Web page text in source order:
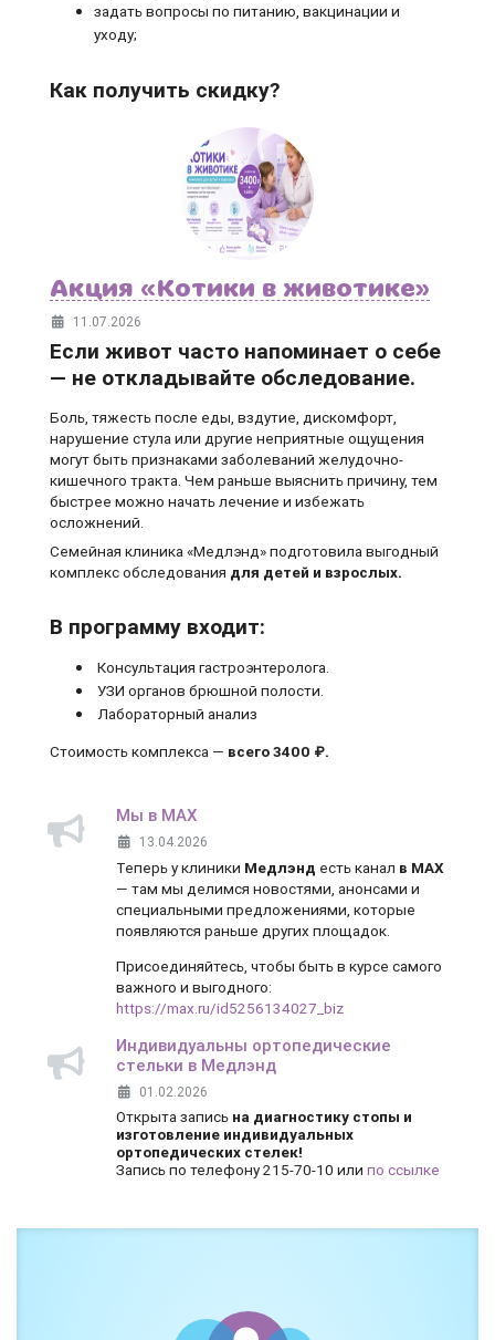
задать вопросы по питанию, вакцинации и
уходу;
Как получить скидку?
Акция «Котики в животике»
11.07.2026
Если живот часто напоминает о себе
— не откладывайте обследование.
Боль, тяжесть после еды, вздутие, дискомфорт,
нарушение стула или другие неприятные ощущения
могут быть признаками заболеваний желудочно-
кишечного тракта. Чем раньше выяснить причину, тем
быстрее можно начать лечение и избежать
осложнений.
Семейная клиника «Медлэнд» подготовила выгодный
комплекс обследования для детей и взрослых.
В программу входит:
Консультация гастроэнтеролога.
УЗИ органов брюшной полости.
Лабораторный анализ
Стоимость комплекса — всего 3400 ₽.
Мы в MAX
13.04.2026
Теперь у клиники Медлэнд есть канал в MAX
— там мы делимся новостями, анонсами и
специальными предложениями, которые
появляются раньше других площадок.
Присоединяйтесь, чтобы быть в курсе самого
важного и выгодного:
https://max.ru/id5256134027_biz
Индивидуальны ортопедические
стельки в Медлэнд
01.02.2026
Открыта запись на диагностику стопы и
изготовление индивидуальных
ортопедических стелек!
Запись по телефону 215-70-10 или по ссылке